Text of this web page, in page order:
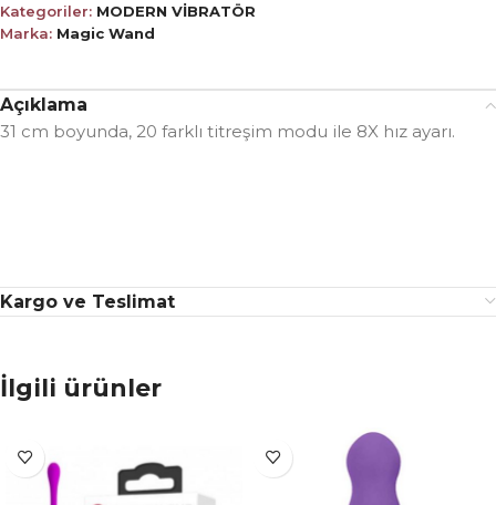
Kategoriler: MODERN VİBRATÖR
Marka: Magic Wand
Açıklama
31 cm boyunda, 20 farklı titreşim modu ile 8X hız ayarı.
Kargo ve Teslimat
İlgili ürünler